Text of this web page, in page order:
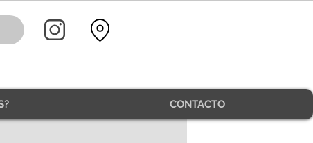
CONTACTO